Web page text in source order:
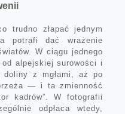
trudno złapać jednym
potrafi dać wrażenie
W ciągu jednego
alpejskiej surowości i
doliny z mgłami, aż po
— i ta zmienność
kadrów”. W fotografii
odpłaca wtedy,